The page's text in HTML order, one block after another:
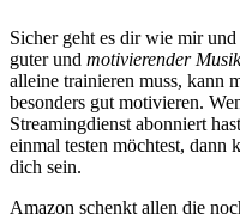
Sicher geht es dir wie mir
guter und motivierender Musik
alleine trainieren muss, kann
besonders gut motivieren.
Streamingdienst abonniert
einmal testen möchtest, dann
dich sein.
Amazon schenkt allen die